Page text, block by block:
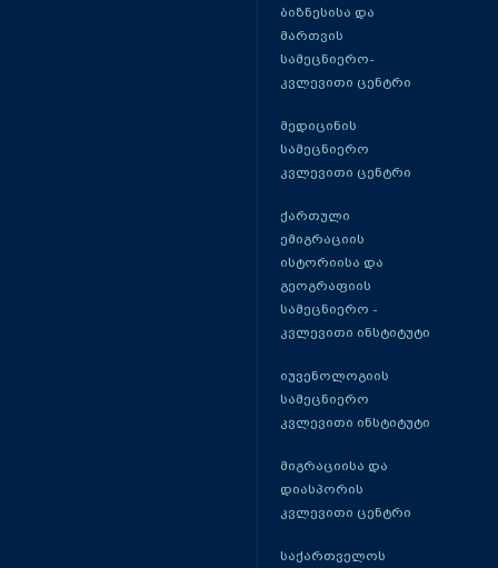
ბიზნესისა და
მართვის
სამეცნიერო-
კვლევითი ცენტრი
მედიცინის
სამეცნიერო
კვლევითი ცენტრი
ქართული
ემიგრაციის
ისტორიისა და
გეოგრაფიის
სამეცნიერო -
კვლევითი ინსტიტუტი
იუვენოლოგიის
სამეცნიერო
კვლევითი ინსტიტუტი
მიგრაციისა და
დიასპორის
კვლევითი ცენტრი
საქართველოს